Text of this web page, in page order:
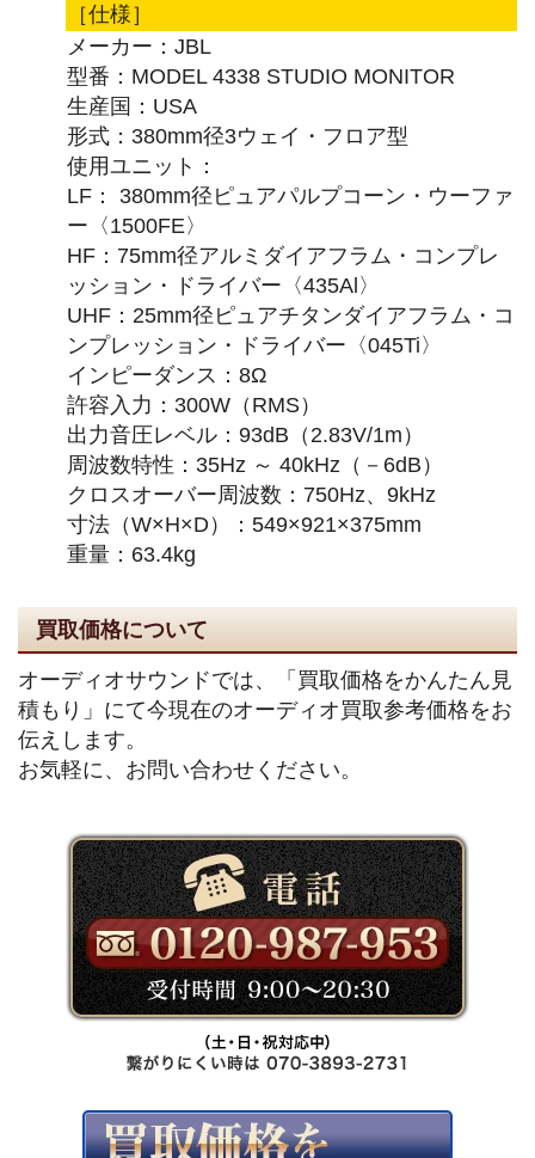
［仕様］
メーカー：JBL
型番：MODEL 4338 STUDIO MONITOR
生産国：USA
形式：380mm径3ウェイ・フロア型
使用ユニット：
LF： 380mm径ピュアパルプコーン・ウーファ
ー〈1500FE〉
HF：75mm径アルミダイアフラム・コンプレ
ッション・ドライバー〈435Al〉
UHF：25mm径ピュアチタンダイアフラム・コ
ンプレッション・ドライバー〈045Ti〉
インピーダンス：8Ω
許容入力：300W（RMS）
出力音圧レベル：93dB（2.83V/1m）
周波数特性：35Hz ～ 40kHz（－6dB）
クロスオーバー周波数：750Hz、9kHz
寸法（W×H×D）：549×921×375mm
重量：63.4kg
買取価格について
オーディオサウンドでは、「買取価格をかんたん見
積もり」にて今現在のオーディオ買取参考価格をお
伝えします。
お気軽に、お問い合わせください。